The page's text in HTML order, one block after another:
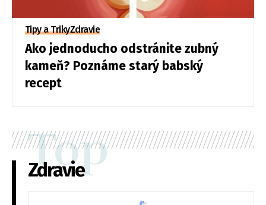
Tipy a TrikyZdravie
Ako jednoducho odstránite zubný
kameň? Poznáme starý babský
recept
Zdravie
Top